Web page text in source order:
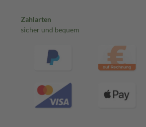
Zahlarten
sicher und bequem